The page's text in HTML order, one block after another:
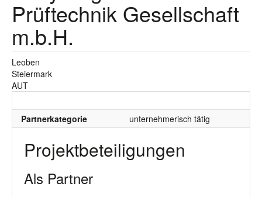
Prüftechnik Gesellschaft
m.b.H.
Leoben
Steiermark
AUT
Partnerkategorie unternehmerisch tätig
Projektbeteiligungen
Als Partner